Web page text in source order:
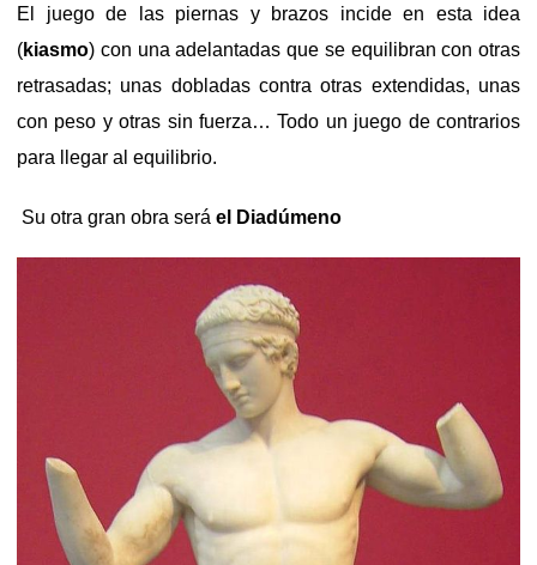
El juego de las piernas y brazos incide en esta idea
(kiasmo) con una adelantadas que se equilibran con otras
retrasadas; unas dobladas contra otras extendidas, unas
con peso y otras sin fuerza… Todo un juego de contrarios
para llegar al equilibrio.
Su otra gran obra será el Diadúmeno